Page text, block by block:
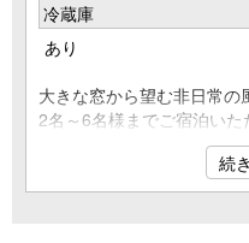
冷蔵庫
あり
大きな窓から望む非日常の
2名～6名様までご宿泊いた
お部屋に入った瞬間、目
専用の源泉かけ流し露天温
続